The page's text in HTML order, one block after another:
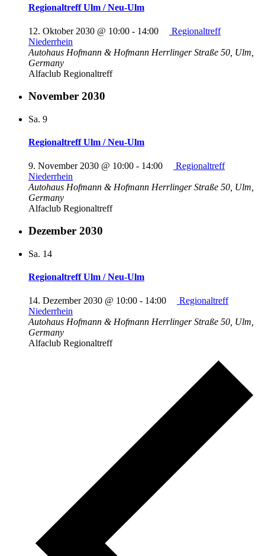
Regionaltreff Ulm / Neu-Ulm
12. Oktober 2030 @ 10:00 - 14:00
Regionaltreff
Niederrhein
Autohaus Hofmann & Hofmann Herrlinger Straße 50, Ulm,
Germany
Alfaclub Regionaltreff
November 2030
Sa. 9
Regionaltreff Ulm / Neu-Ulm
9. November 2030 @ 10:00 - 14:00
Regionaltreff
Niederrhein
Autohaus Hofmann & Hofmann Herrlinger Straße 50, Ulm,
Germany
Alfaclub Regionaltreff
Dezember 2030
Sa. 14
Regionaltreff Ulm / Neu-Ulm
14. Dezember 2030 @ 10:00 - 14:00
Regionaltreff
Niederrhein
Autohaus Hofmann & Hofmann Herrlinger Straße 50, Ulm,
Germany
Alfaclub Regionaltreff